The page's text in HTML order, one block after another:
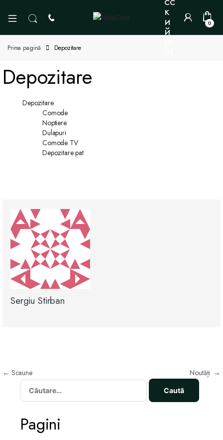
0
Prima pagină Depozitare
Depozitare
Depozitare
Comode
Noptiere
Dulapuri
Comode TV
Depozitare pat
Sergiu Stirban
Navigare
← Scaune Noutăți →
Caută
după:
Pagini